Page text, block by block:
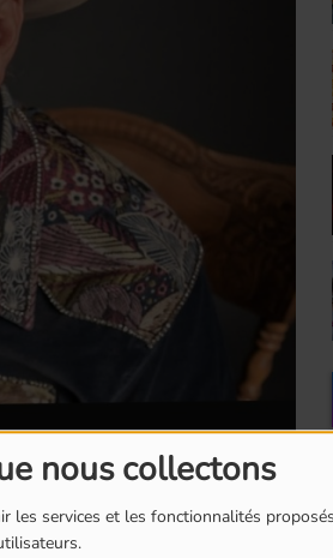
nous collectons
les services et les fonctionnalités